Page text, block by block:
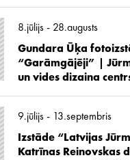
8.jūlijs - 28.augusts
Gundara Ūķa
“Garāmgājēji” |
un vides dizaina
9.jūlijs - 13.septembris
Izstāde “Latvijas
Katrīnas Reinovskas